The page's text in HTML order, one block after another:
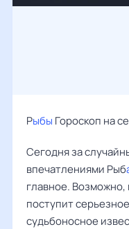
Рыбы Гороскоп на
Сегодня за
впечатлениями Рыб
главное. Возможно,
поступит
судьбоносное